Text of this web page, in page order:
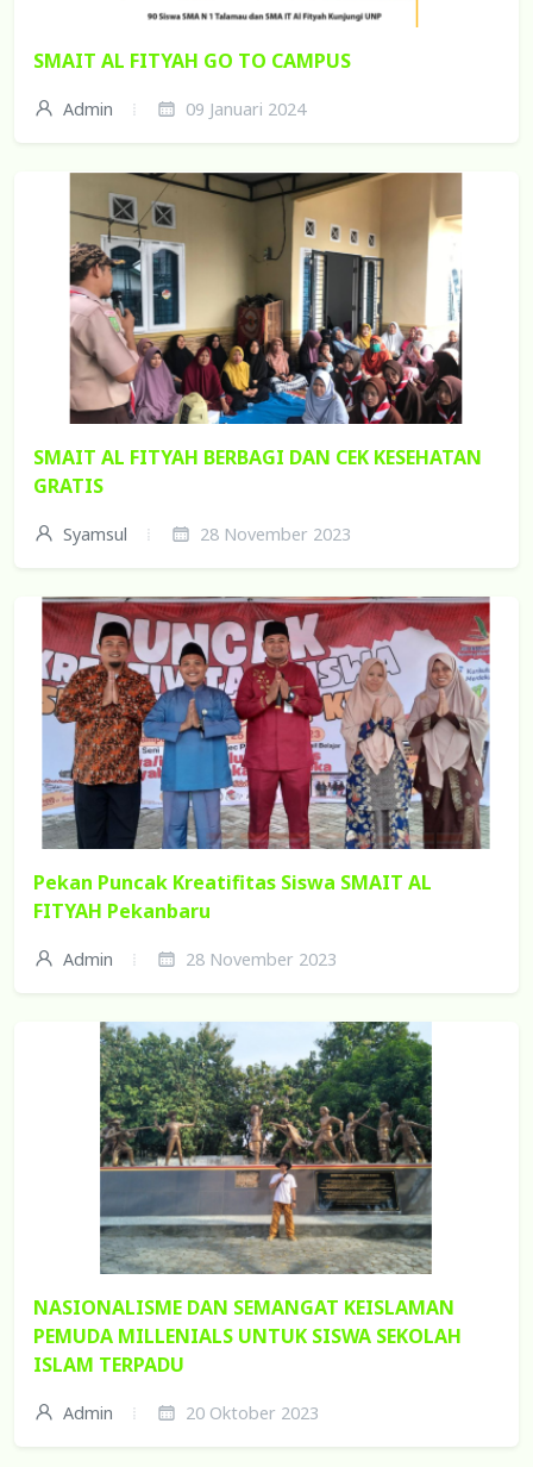
SMAIT AL FITYAH GO TO CAMPUS
Admin 09 Januari 2024
SMAIT AL FITYAH BERBAGI DAN CEK KESEHATAN
GRATIS
Syamsul 28 November 2023
Pekan Puncak Kreatifitas Siswa SMAIT AL
FITYAH Pekanbaru
Admin 28 November 2023
NASIONALISME DAN SEMANGAT KEISLAMAN
PEMUDA MILLENIALS UNTUK SISWA SEKOLAH
ISLAM TERPADU
Admin 20 Oktober 2023